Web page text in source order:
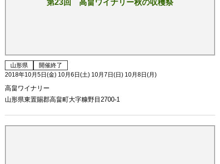
第23回 高畠ワイナリー秋の収穫祭
山形県
開催終了
2018年10月5日(金) 10月6日(土) 10月7日(日) 10月8日(月)
高畠ワイナリー
山形県東置賜郡高畠町大字糠野目2700-1